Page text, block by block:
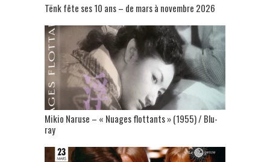
Tënk fête ses 10 ans – de mars à novembre 2026
Mikio Naruse – « Nuages flottants » (1955) / Blu-
ray